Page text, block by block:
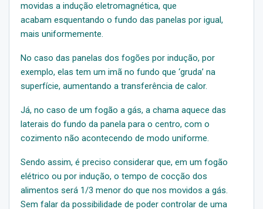
movidas a indução eletromagnética, que
acabam esquentando o fundo das panelas por igual,
mais uniformemente.
No caso das panelas dos fogões por indução, por
exemplo, elas tem um imã no fundo que ‘gruda’ na
superfície, aumentando a transferência de calor.
Já, no caso de um fogão a gás, a chama aquece das
laterais do fundo da panela para o centro, com o
cozimento não acontecendo de modo uniforme.
Sendo assim, é preciso considerar que, em um fogão
elétrico ou por indução, o tempo de cocção dos
alimentos será 1/3 menor do que nos movidos a gás.
Sem falar da possibilidade de poder controlar de uma